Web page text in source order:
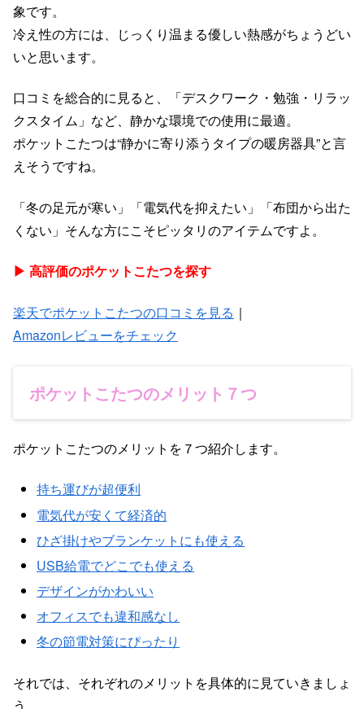
象です。
冷え性の方には、じっくり温まる優しい熱感がちょうどい
いと思います。
口コミを総合的に見ると、「デスクワーク・勉強・リラッ
クスタイム」など、静かな環境での使用に最適。
ポケットこたつは“静かに寄り添うタイプの暖房器具”と言
えそうですね。
「冬の足元が寒い」「電気代を抑えたい」「布団から出た
くない」そんな方にこそピッタリのアイテムですよ。
▶︎ 高評価のポケットこたつを探す
楽天でポケットこたつの口コミを見る ｜
Amazonレビューをチェック
ポケットこたつのメリット７つ
ポケットこたつのメリットを７つ紹介します。
持ち運びが超便利
電気代が安くて経済的
ひざ掛けやブランケットにも使える
USB給電でどこでも使える
デザインがかわいい
オフィスでも違和感なし
冬の節電対策にぴったり
それでは、それぞれのメリットを具体的に見ていきましょ
う。